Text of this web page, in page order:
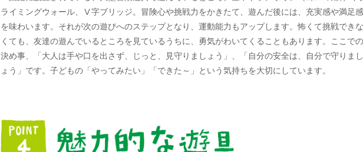
ライミングウォール、Ⅴ字ブリッジ。冒険心や挑戦力をかきたて、遊んだ後には、充実感や満足感
を味わいます。それが次の遊びへのステップとなり、運動能力もアップします。怖くて挑戦できな
くても、友達の遊んでいるところを見ているうちに、勇気がわいてくることもあります。ここでの
決め事、「大人は手や口を出さず、じっと、見守りましょう」、「自分の安全は、自分で守りまし
ょう」です。子どもの「やってみたい」「できた～」という気持ちを大切にしています。